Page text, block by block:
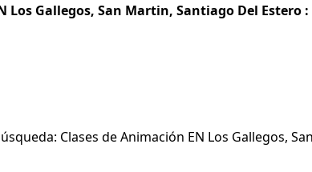
Los Gallegos, San Martin, Santiago Del Estero :
Clases de Animación EN Los Gallegos,